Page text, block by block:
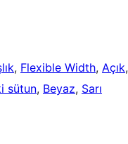
, Flexible Width, Açık,
sütun, Beyaz, Sarı